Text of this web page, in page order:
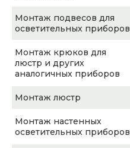
Монтаж подвесов для
осветительных приборов
Монтаж крюков для
люстр и других
аналогичных приборов
Монтаж люстр
Монтаж настенных
осветительных приборов